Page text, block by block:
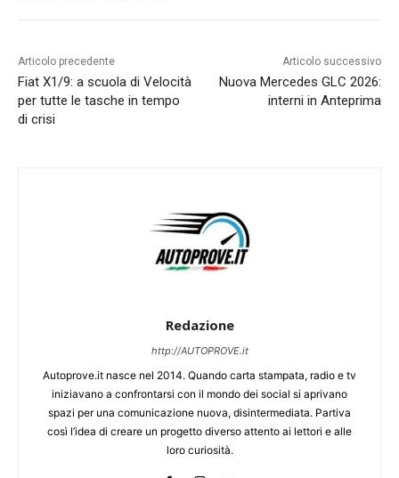
Articolo precedente
Fiat X1/9: a scuola di Velocità
per tutte le tasche in tempo
di crisi
Articolo successivo
Nuova Mercedes GLC 2026:
interni in Anteprima
Redazione
http://AUTOPROVE.it
Autoprove.it nasce nel 2014. Quando carta stampata, radio e tv
iniziavano a confrontarsi con il mondo dei social si aprivano
spazi per una comunicazione nuova, disintermediata. Partiva
così l’idea di creare un progetto diverso attento ai lettori e alle
loro curiosità.